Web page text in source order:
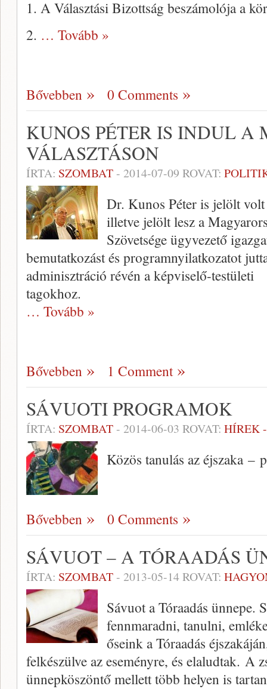
1. A Választási Bizottság beszámolója a
2. … Tovább »
Bővebben 0 Comments
KUNOS PÉTER IS INDUL A
VÁLASZTÁSON
ÍRTA: SZOMBAT- 2014-07-09 ROVAT:
Dr. Kunos Péter is jelölt
illetve jelölt lesz a
Szövetsége ügyvezető
bemutatkozást és programnyilatkozatot
adminisztráció révén a képviselő-testületi
… Tovább »
Bővebben 1 Comment
SÁVUOTI PROGRAMOK
ÍRTA: SZOMBAT- 2014-06-03 ROVAT: HÍREK
Közös tanulás az éjszaka –
Bővebben 0 Comments
SÁVUOT – A TÓRAADÁS
ÍRTA: SZOMBAT- 2013-05-14ROVAT:
Sávuot a Tóraadás ünnepe.
fennmaradni, tanulni,
őseink a Tóraadás
felkészülve az eseményre, és elaludtak. A
ünnepköszöntő mellett több helyen is